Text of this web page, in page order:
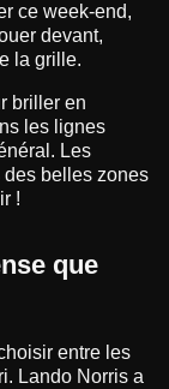
ce week-end,
devant,
la grille.
briller en
les lignes
Les
belles zones
!
que
entre les
Lando Norris a